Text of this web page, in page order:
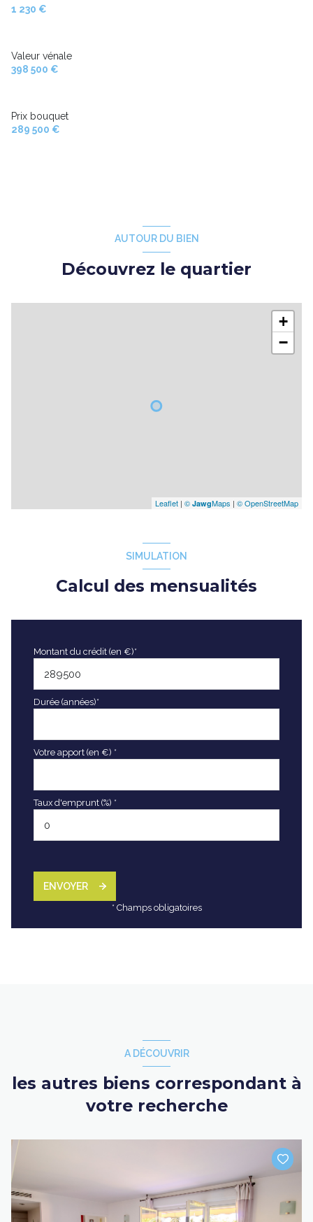
1 230 €
Valeur vénale
398 500 €
Prix bouquet
289 500 €
AUTOUR DU BIEN
Découvrez le quartier
+
−
Leaflet | © JawgMaps | © OpenStreetMap
SIMULATION
Calcul des mensualités
Montant du crédit (en €)*
Durée (années)*
Votre apport (en €) *
Taux d'emprunt (%) *
ENVOYER
* Champs obligatoires
A DÉCOUVRIR
les autres biens correspondant à
votre recherche